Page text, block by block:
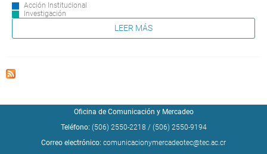
Acción Institucional
Investigación
LEER MÁS
Oficina de Comunicación y Mercadeo
Teléfono: (506) 2550-2218 / (506) 2550-9194
Correo electrónico: comunicacionymercadeotec@tec.ac.cr